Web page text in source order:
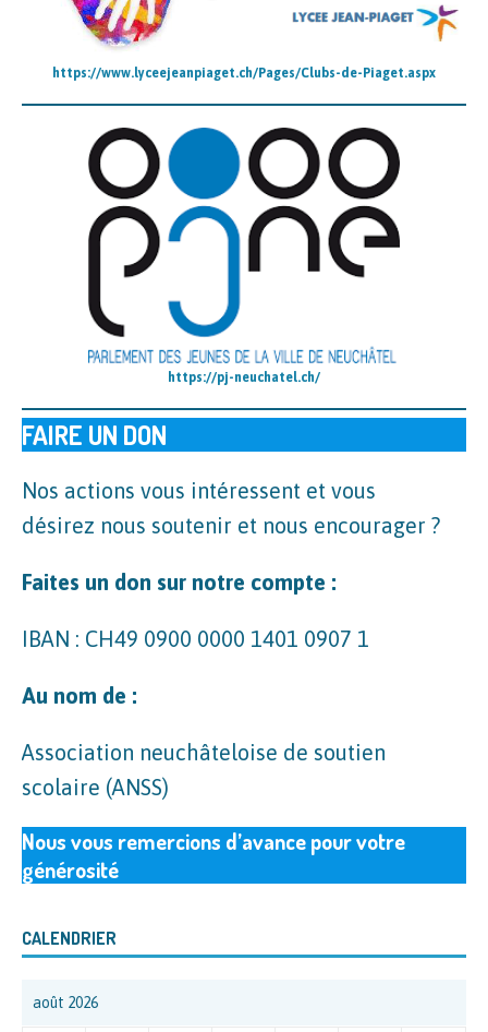
https://www.lyceejeanpiaget.ch/Pages/Clubs-de-Piaget.aspx
https://pj-neuchatel.ch/
FAIRE UN DON
Nos actions vous intéressent et vous
désirez nous soutenir et nous encourager ?
Faites un don sur notre compte :
IBAN : CH49 0900 0000 1401 0907 1
Au nom de :
Association neuchâteloise de soutien
scolaire (ANSS)
Nous vous remercions d’avance pour votre
générosité
CALENDRIER
août 2026